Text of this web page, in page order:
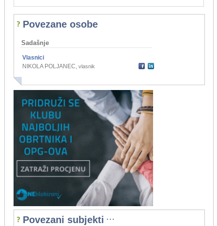
Povezane osobe
Sadašnje
Vlasnici
NIKOLA POLJANEC, vlasnik
Povezani subjekti ...